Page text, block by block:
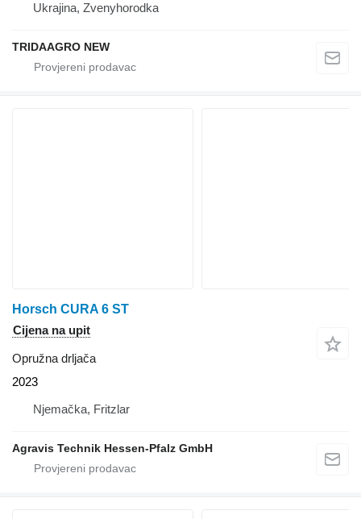
Ukrajina, Zvenyhorodka
TRIDAAGRO NEW
Horsch CURA 6 ST
Cijena na upit
Opružna drljača
2023
Njemačka, Fritzlar
Agravis Technik Hessen-Pfalz GmbH